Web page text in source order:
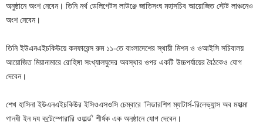
অনুষ্ঠানে অংশ নেবেন। তিনি নর্থ ডেলিগেটস লাউঞ্জে জাতিসংঘ মহাসচিব আয়োজিত স্টেট লাঞ্চনেও
অংশ নেবেন।
তিনি ইউএনএইচকিউয়ে কনফারেন্স রুম ১১-তে বাংলাদেশের স্থায়ী মিশন ও ওআইসি সচিবালয়
আয়োজিত মিয়ানামারে রোহিঙ্গা সংখ্যালঘুদের অবস্থার ওপর একটি উচ্চপর্যায়ের বৈঠকেও যোগ
দেবেন।
শেখ হাসিনা ইউএনএইচকিউর ইসিওএসওসি চেম্বারে ‘লিডারশিপ ম্যাটার্স-রিলেভ্যান্স অব মহাত্মা
গান্ধী ইন দ্য কন্টেম্পোরারি ওয়ার্ল্ড’ শীর্ষক এক অনুষ্ঠানে যোগ দেবেন।